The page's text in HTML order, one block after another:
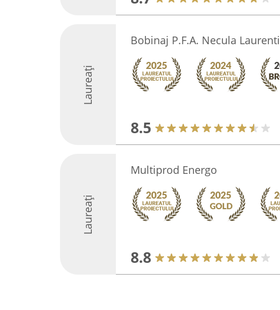
Laureați
Bobinaj P.F.A. Necula
8.5
Laureați
Multiprod Energo
8.8